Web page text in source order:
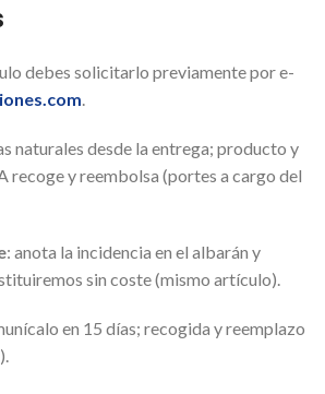
debes solicitarlo previamente por e-
naturales desde la entrega; producto y
recoge y reembolsa (portes a cargo del
: anota la incidencia en el albarán y
sin coste (mismo artículo).
en 15 días; recogida y reemplazo